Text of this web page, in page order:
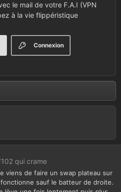
le mail de votre F.A.I (VPN
à la vie flippéristique
Connexion
qui crame
viens de faire un swap plateau sur
sauf le batteur de droite.